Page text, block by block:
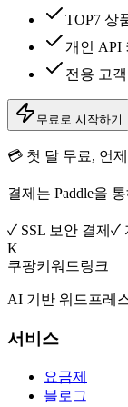
TOP7 상
개인 API
전용 고
무료로 시작하기
💳 첫 달 무료, 언
결제는 Paddle을
✓ SSL 보안 결제 ✓
K
쿠팡키워드링크
AI 기반 워드프레
서비스
요금제
블로그